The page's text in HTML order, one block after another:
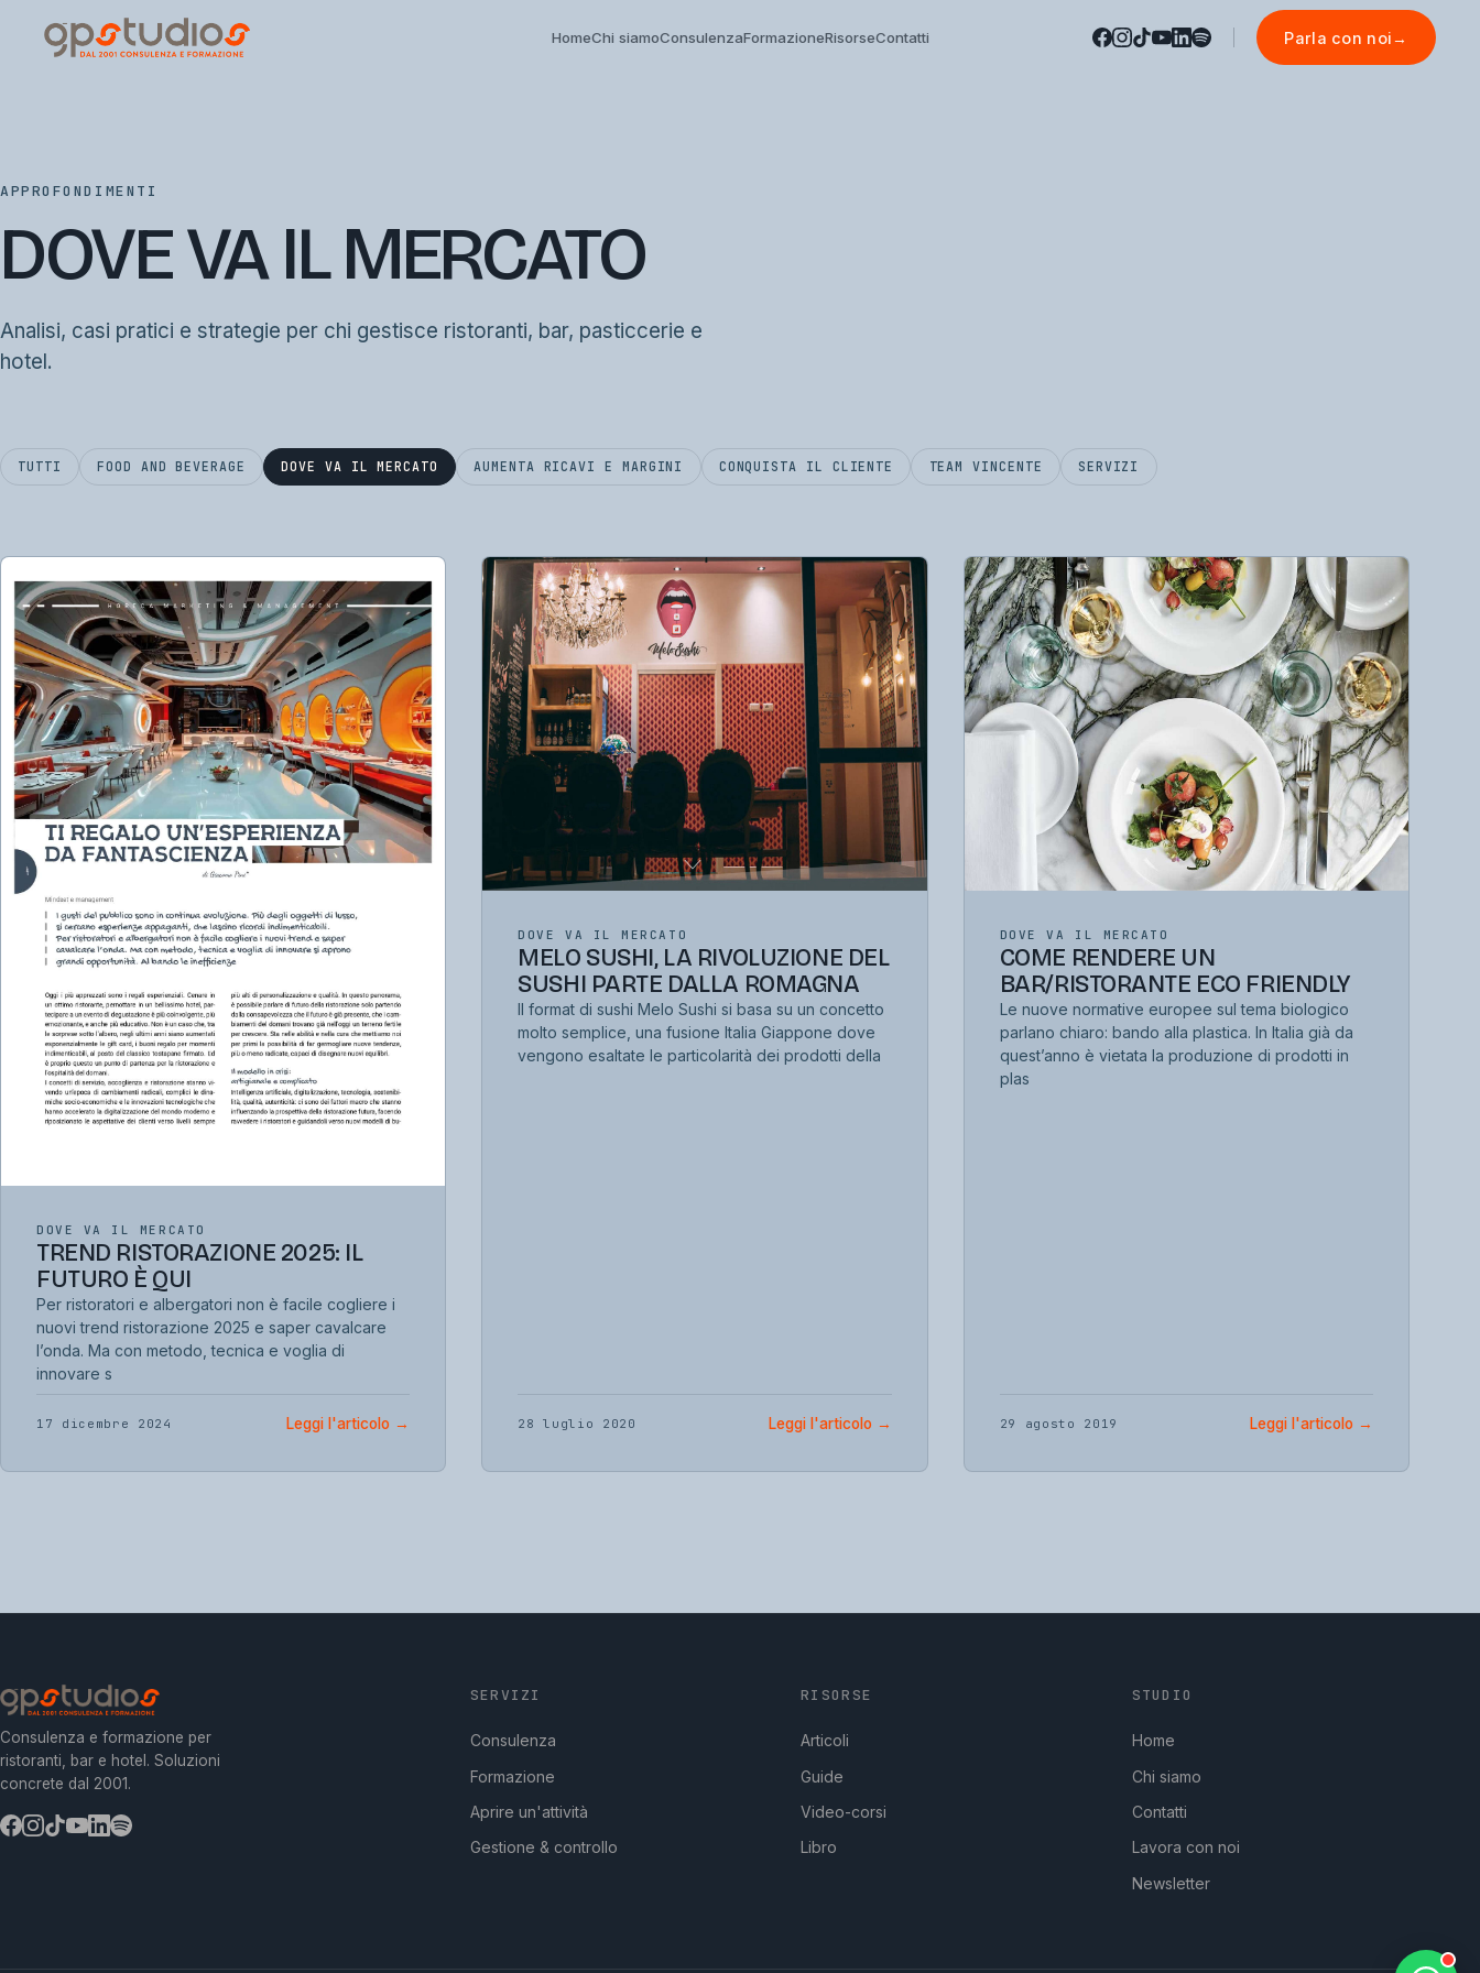
HomeChi siamoConsulenzaFormazioneRisorseContatti Parla con noi→
APPROFONDIMENTI
DOVE VA IL MERCATO
Analisi, casi pratici e strategie per chi gestisce ristoranti, bar, pasticcerie e
hotel.
TUTTI FOOD AND BEVERAGE DOVE VA IL MERCATO AUMENTA RICAVI E MARGINI CONQUISTA IL CLIENTE TEAM VINCENTE SERVIZI
DOVE VA IL MERCATO
TREND RISTORAZIONE 2025: IL
FUTURO È QUI
Per ristoratori e albergatori non è facile cogliere i
nuovi trend ristorazione 2025 e saper cavalcare
l’onda. Ma con metodo, tecnica e voglia di
innovare s
17 dicembre 2024 Leggi l'articolo →
DOVE VA IL MERCATO
MELO SUSHI, LA RIVOLUZIONE DEL
SUSHI PARTE DALLA ROMAGNA
Il format di sushi Melo Sushi si basa su un concetto
molto semplice, una fusione Italia Giappone dove
vengono esaltate le particolarità dei prodotti della
28 luglio 2020 Leggi l'articolo →
DOVE VA IL MERCATO
COME RENDERE UN
BAR/RISTORANTE ECO FRIENDLY
Le nuove normative europee sul tema biologico
parlano chiaro: bando alla plastica. In Italia già da
quest’anno è vietata la produzione di prodotti in
plas
29 agosto 2019 Leggi l'articolo →
Consulenza e formazione per
ristoranti, bar e hotel. Soluzioni
concrete dal 2001.
SERVIZI
Consulenza
Formazione
Aprire un'attività
Gestione & controllo
RISORSE
Articoli
Guide
Video-corsi
Libro
STUDIO
Home
Chi siamo
Contatti
Lavora con noi
Newsletter